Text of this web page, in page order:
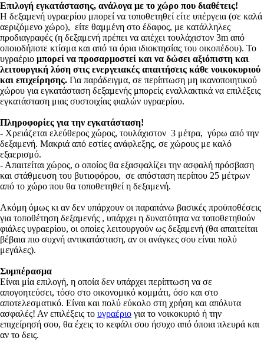
Επιλογή εγκατάστασης, ανάλογα με το χώρο που διαθέτεις!
Η δεξαμενή υγραερίου μπορεί να τοποθετηθεί είτε υπέργεια (σε καλά
αεριζόμενο χώρο), είτε θαμμένη στο έδαφος, με κατάλληλες
προδιαγραφές (η δεξαμενή πρέπει να απέχει τουλάχιστον 3m από
οποιοδήποτε κτίσμα και από τα όρια ιδιοκτησίας του οικοπέδου). Το
υγραέριο μπορεί να προσαρμοστεί και να δώσει αξιόπιστη και
λειτουργική λύση στις ενεργειακές απαιτήσεις κάθε νοικοκυριού
και επιχείρησης. Για παράδειγμα, σε περίπτωση μη ικανοποιητικού
χώρου για εγκατάσταση δεξαμενής μπορείς εναλλακτικά να επιλέξεις
εγκατάσταση μιας συστοιχίας φιαλών υγραερίου.
Πληροφορίες για την εγκατάσταση!
- Χρειάζεται ελεύθερος χώρος, τουλάχιστον 3 μέτρα, γύρω από την
δεξαμενή. Μακριά από εστίες ανάφλεξης, σε χώρους με καλό
εξαερισμό.
- Απαιτείται χώρος, ο οποίος θα εξασφαλίζει την ασφαλή πρόσβαση
και στάθμευση του βυτιοφόρου, σε απόσταση περίπου 25 μέτρων
από το χώρο που θα τοποθετηθεί η δεξαμενή.
Ακόμη όμως κι αν δεν υπάρχουν οι παραπάνω βασικές προϋποθέσεις
για τοποθέτηση δεξαμενής , υπάρχει η δυνατότητα να τοποθετηθούν
φιάλες υγραερίου, οι οποίες λειτουργούν ως δεξαμενή (θα απαιτείται
βέβαια πιο συχνή αντικατάσταση, αν οι ανάγκες σου είναι πολύ
μεγάλες).
Συμπέρασμα
Είναι μία επιλογή, η οποία δεν υπάρχει περίπτωση να σε
απογοητεύσει, τόσο στο οικονομικό κομμάτι, όσο και στο
αποτελεσματικό. Είναι και πολύ εύκολο στη χρήση και απόλυτα
ασφαλές! Αν επιλέξεις το υγραέριο για το νοικοκυριό ή την
επιχείρησή σου, θα έχεις το κεφάλι σου ήσυχο από όποια πλευρά και
αν το δεις.